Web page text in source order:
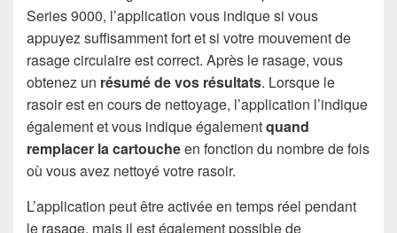
Series 9000, l’application vous indique si vous
appuyez suffisamment fort et si votre mouvement de
rasage circulaire est correct. Après le rasage, vous
obtenez un résumé de vos résultats. Lorsque le
rasoir est en cours de nettoyage, l’application l’indique
également et vous indique égalementquand
remplacer la cartoucheen fonction du nombre de fois
où vous avez nettoyé votre rasoir.
L’application peut être activée en temps réel pendant
le rasage, mais il est également possible de